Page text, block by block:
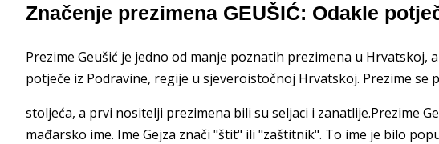
Značenje prezimena GEUŠIĆ: Odakle
Prezime Geušić je jedno od manje poznatih prezimena u Hrvatskoj,
potječe iz Podravine, regije u sjeveroistočnoj Hrvatskoj. Prezime se
stoljeća, a prvi nositelji prezimena bili su seljaci i zanatlije.Prezime
mađarsko ime. Ime Gejza znači "štit" ili "zaštitnik". To ime je bilo